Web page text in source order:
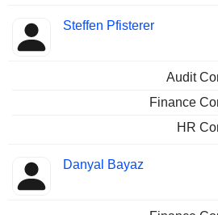
Steffen Pfisterer
Audit
Finance
HR
Danyal Bayaz